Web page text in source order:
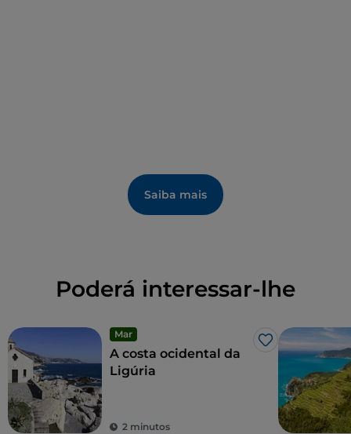
Saiba mais
Poderá interessar-lhe
Mar
Gosto
A costa ocidental da
Ligúria
2 minutos